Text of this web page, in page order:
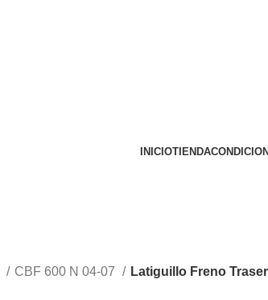
INICIOTIENDA
CBF 600 N 04-07 Latiguillo Freno